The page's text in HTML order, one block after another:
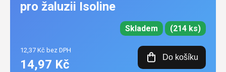
pro žaluzii Isoline
Skladem (214 ks)
12,37 Kč bez DPH
14,97 Kč
Do košíku